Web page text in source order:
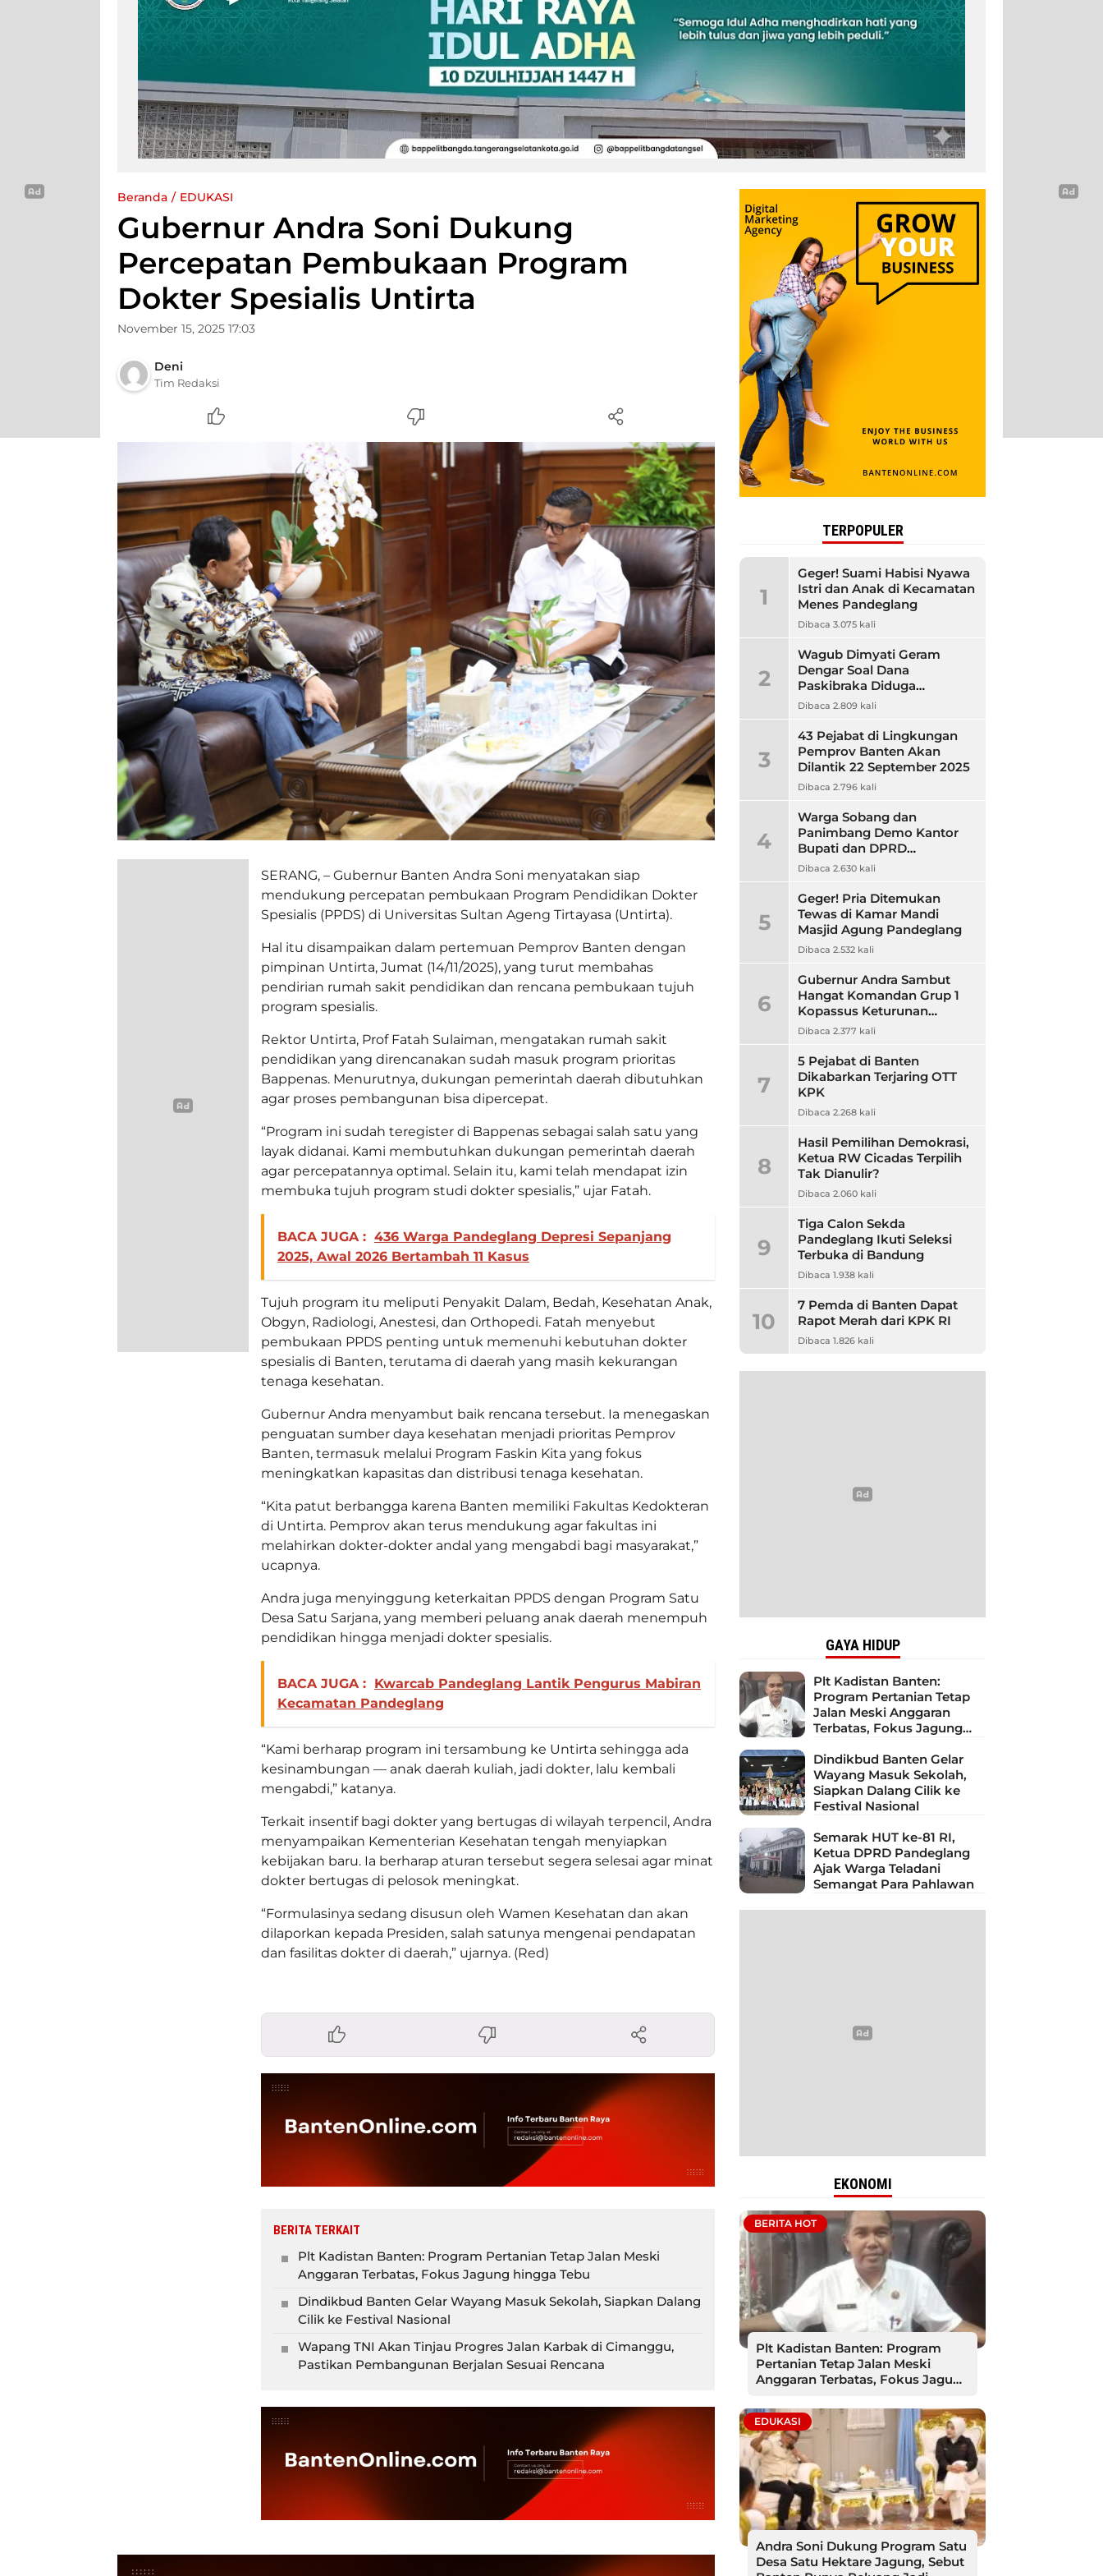
Beranda EDUKASI
Gubernur Andra Soni Dukung
Percepatan Pembukaan Program
Dokter Spesialis Untirta
November 15, 2025 17:03
Deni
Tim Redaksi
SERANG, – Gubernur Banten Andra Soni menyatakan siap
mendukung percepatan pembukaan Program Pendidikan Dokter
Spesialis (PPDS) di Universitas Sultan Ageng Tirtayasa (Untirta).
Hal itu disampaikan dalam pertemuan Pemprov Banten dengan
pimpinan Untirta, Jumat (14/11/2025), yang turut membahas
pendirian rumah sakit pendidikan dan rencana pembukaan tujuh
program spesialis.
Rektor Untirta, Prof Fatah Sulaiman, mengatakan rumah sakit
pendidikan yang direncanakan sudah masuk program prioritas
Bappenas. Menurutnya, dukungan pemerintah daerah dibutuhkan
agar proses pembangunan bisa dipercepat.
“Program ini sudah teregister di Bappenas sebagai salah satu yang
layak didanai. Kami membutuhkan dukungan pemerintah daerah
agar percepatannya optimal. Selain itu, kami telah mendapat izin
membuka tujuh program studi dokter spesialis,” ujar Fatah.
BACA JUGA : 436 Warga Pandeglang Depresi Sepanjang
2025, Awal 2026 Bertambah 11 Kasus
Tujuh program itu meliputi Penyakit Dalam, Bedah, Kesehatan Anak,
Obgyn, Radiologi, Anestesi, dan Orthopedi. Fatah menyebut
pembukaan PPDS penting untuk memenuhi kebutuhan dokter
spesialis di Banten, terutama di daerah yang masih kekurangan
tenaga kesehatan.
Gubernur Andra menyambut baik rencana tersebut. Ia menegaskan
penguatan sumber daya kesehatan menjadi prioritas Pemprov
Banten, termasuk melalui Program Faskin Kita yang fokus
meningkatkan kapasitas dan distribusi tenaga kesehatan.
“Kita patut berbangga karena Banten memiliki Fakultas Kedokteran
di Untirta. Pemprov akan terus mendukung agar fakultas ini
melahirkan dokter-dokter andal yang mengabdi bagi masyarakat,”
ucapnya.
Andra juga menyinggung keterkaitan PPDS dengan Program Satu
Desa Satu Sarjana, yang memberi peluang anak daerah menempuh
pendidikan hingga menjadi dokter spesialis.
BACA JUGA : Kwarcab Pandeglang Lantik Pengurus Mabiran
Kecamatan Pandeglang
“Kami berharap program ini tersambung ke Untirta sehingga ada
kesinambungan — anak daerah kuliah, jadi dokter, lalu kembali
mengabdi,” katanya.
Terkait insentif bagi dokter yang bertugas di wilayah terpencil, Andra
menyampaikan Kementerian Kesehatan tengah menyiapkan
kebijakan baru. Ia berharap aturan tersebut segera selesai agar minat
dokter bertugas di pelosok meningkat.
“Formulasinya sedang disusun oleh Wamen Kesehatan dan akan
dilaporkan kepada Presiden, salah satunya mengenai pendapatan
dan fasilitas dokter di daerah,” ujarnya. (Red)
BERITA TERKAIT
Plt Kadistan Banten: Program Pertanian Tetap Jalan Meski
Anggaran Terbatas, Fokus Jagung hingga Tebu
Dindikbud Banten Gelar Wayang Masuk Sekolah, Siapkan Dalang
Cilik ke Festival Nasional
Wapang TNI Akan Tinjau Progres Jalan Karbak di Cimanggu,
Pastikan Pembangunan Berjalan Sesuai Rencana
TERPOPULER
1
Geger! Suami Habisi Nyawa
Istri dan Anak di Kecamatan
Menes Pandeglang
Dibaca 3.075 kali
2
Wagub Dimyati Geram
Dengar Soal Dana
Paskibraka Diduga
Bermasalah, Banyak
Dibaca 2.809 kali
3
43 Pejabat di Lingkungan
Pemprov Banten Akan
Dilantik 22 September 2025
Dibaca 2.796 kali
4
Warga Sobang dan
Panimbang Demo Kantor
Bupati dan DPRD
Pandeglang, Ini
Dibaca 2.630 kali
5
Geger! Pria Ditemukan
Tewas di Kamar Mandi
Masjid Agung Pandeglang
Dibaca 2.532 kali
6
Gubernur Andra Sambut
Hangat Komandan Grup 1
Kopassus Keturunan
Pandeglang, Jalin Sinergitas
Dibaca 2.377 kali
7
5 Pejabat di Banten
Dikabarkan Terjaring OTT
KPK
Dibaca 2.268 kali
8
Hasil Pemilihan Demokrasi,
Ketua RW Cicadas Terpilih
Tak Dianulir?
Dibaca 2.060 kali
9
Tiga Calon Sekda
Pandeglang Ikuti Seleksi
Terbuka di Bandung
Dibaca 1.938 kali
10
7 Pemda di Banten Dapat
Rapot Merah dari KPK RI
Dibaca 1.826 kali
GAYA HIDUP
Plt Kadistan Banten:
Program Pertanian Tetap
Jalan Meski Anggaran
Terbatas, Fokus Jagung
Dindikbud Banten Gelar
Wayang Masuk Sekolah,
Siapkan Dalang Cilik ke
Festival Nasional
Semarak HUT ke-81 RI,
Ketua DPRD Pandeglang
Ajak Warga Teladani
Semangat Para Pahlawan
EKONOMI
BERITA HOT
Plt Kadistan Banten: Program
Pertanian Tetap Jalan Meski
Anggaran Terbatas, Fokus Jagung
EDUKASI
Andra Soni Dukung Program Satu
Desa Satu Hektare Jagung, Sebut